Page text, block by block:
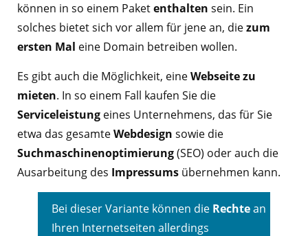
können in so einem Paketenthalten sein. Ein
solches bietet sich vor allem für jene an, diezum
ersten Mal eine Domain betreiben wollen.
Es gibt auch die Möglichkeit, eineWebseite zu
mieten. In so einem Fall kaufen Sie die
Serviceleistung eines Unternehmens, das für Sie
etwa das gesamteWebdesign sowie die
Suchmaschinenoptimierung(SEO) oder auch die
Ausarbeitung des Impressums übernehmen kann.
Bei dieser Variante können die Rechtean
Ihren Internetseiten allerdings